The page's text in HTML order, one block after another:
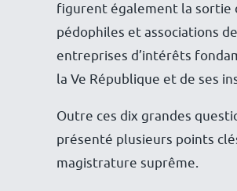
figurent également la sortie
pédophiles et associations
entreprises d’intérêts
la Ve République et de ses
Outre ces dix grandes
présenté plusieurs points
magistrature suprême.